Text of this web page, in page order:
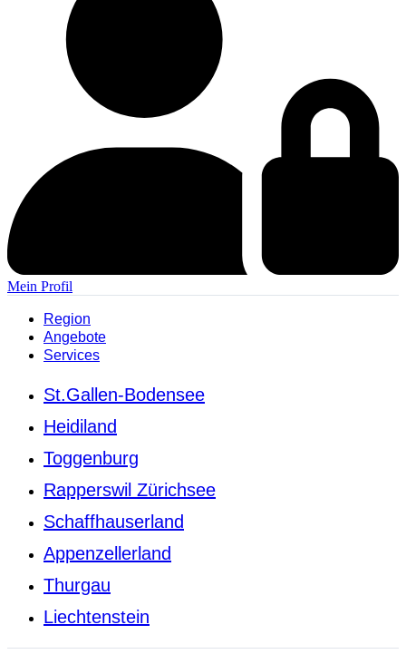
Mein Profil
Region
Angebote
Services
St.Gallen-Bodensee
Heidiland
Toggenburg
Rapperswil Zürichsee
Schaffhauserland
Appenzellerland
Thurgau
Liechtenstein